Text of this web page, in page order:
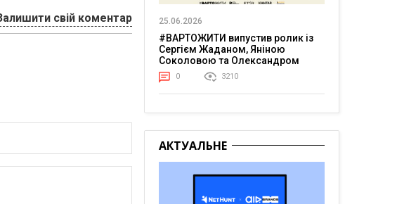
свій коментар 25.06.2026
#ВАРТОЖИТИ випустив ролик із
Сергієм Жаданом, Яніною
Соколовою та Олександром
Тереном про життя в постійній
напрузі
0 3210
АКТУАЛЬНЕ